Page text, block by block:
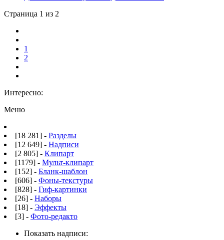
Страница 1 из 2
1
2
Интересно:
Меню
[18 281] - Разделы
[12 649] - Надписи
[2 805] - Клипарт
[1179] - Мульт-клипарт
[152] - Бланк-шаблон
[606] - Фоны-текстуры
[828] - Гиф-картинки
[26] - Наборы
[18] - Эффекты
[3] - Фото-редакто
Показать надписи: